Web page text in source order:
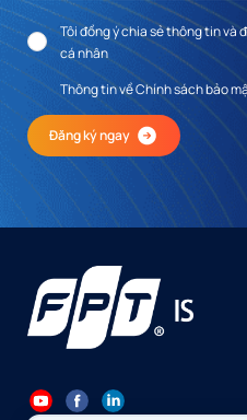
Tôi đồng ý chia sẻ thông tin và
cá nhân
Thông tin về Chính sách bảo
Đăng ký ngay